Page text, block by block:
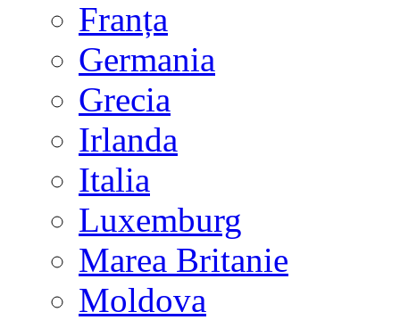
Franța
Germania
Grecia
Irlanda
Italia
Luxemburg
Marea Britanie
Moldova